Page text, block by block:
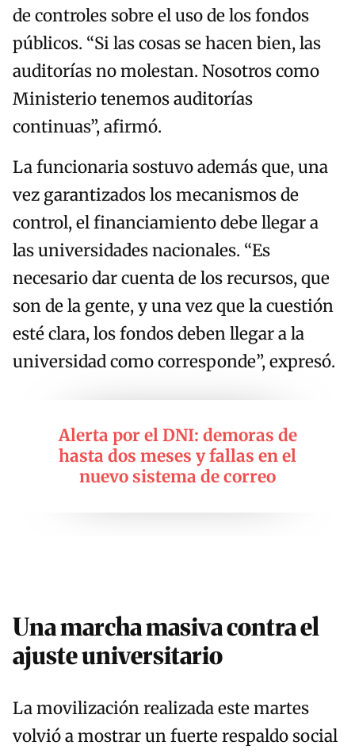
de controles sobre el uso de los fondos
públicos. “Si las cosas se hacen bien, las
auditorías no molestan. Nosotros como
Ministerio tenemos auditorías
continuas”, afirmó.
La funcionaria sostuvo además que, una
vez garantizados los mecanismos de
control, el financiamiento debe llegar a
las universidades nacionales. “Es
necesario dar cuenta de los recursos, que
son de la gente, y una vez que la cuestión
esté clara, los fondos deben llegar a la
universidad como corresponde”, expresó.
Alerta por el DNI: demoras de
hasta dos meses y fallas en el
nuevo sistema de correo
Una marcha masiva contra el
ajuste universitario
La movilización realizada este martes
volvió a mostrar un fuerte respaldo social